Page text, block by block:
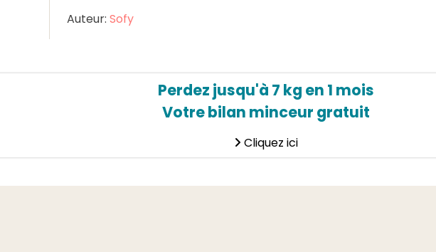
Auteur: Sofy
Perdez jusqu'à 7 kg en 1 mois
Votre bilan minceur gratuit
Cliquez ici